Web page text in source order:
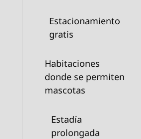
Estacionamiento
gratis
Habitaciones
donde se permiten
mascotas
Estadía
prolongada